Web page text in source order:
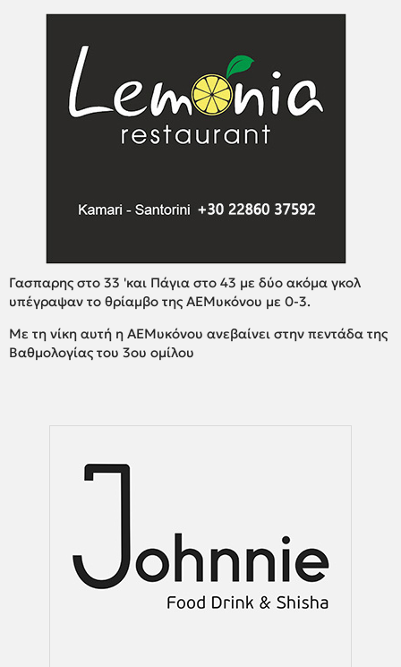
Γασπαρης στο 33 'και Πάγια στο 43 με δύο ακόμα γκολ
υπέγραψαν το θρίαμβο της ΑΕΜυκόνου με 0-3.
Με τη νίκη αυτή η ΑΕΜυκόνου ανεβαίνει στην πεντάδα της
Βαθμολογίας του 3ου ομίλου